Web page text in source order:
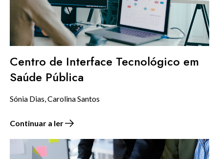
Centro de Interface Tecnológico em
Saúde Pública
Sónia Dias, Carolina Santos
Continuar a ler